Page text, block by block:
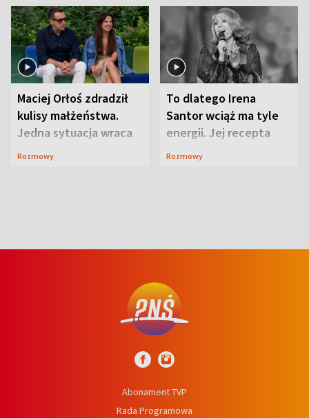
Maciej Orłoś zdradził
kulisy małżeństwa.
Jedna sytuacja wraca
jak bumerang
Rozmowy
To dlatego Irena
Santor wciąż ma tyle
energii. Jej recepta
jest zaskakująco
Rozmowy
Abonament TVP
Rada Programowa